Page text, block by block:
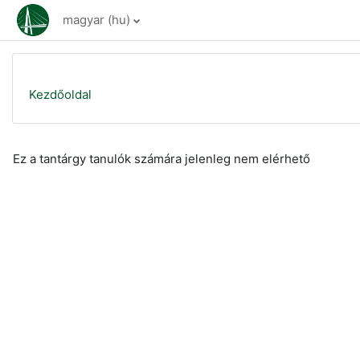
Tovább a fő tartalomhoz
magyar ‎(hu)‎
Kezdőoldal
Ez a tantárgy tanulók számára jelenleg nem elérhető